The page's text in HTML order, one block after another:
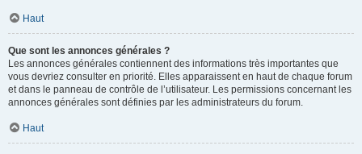
Haut
Que sont les annonces générales ?
Les annonces générales contiennent des informations très importantes que
vous devriez consulter en priorité. Elles apparaissent en haut de chaque forum
et dans le panneau de contrôle de l’utilisateur. Les permissions concernant les
annonces générales sont définies par les administrateurs du forum.
Haut